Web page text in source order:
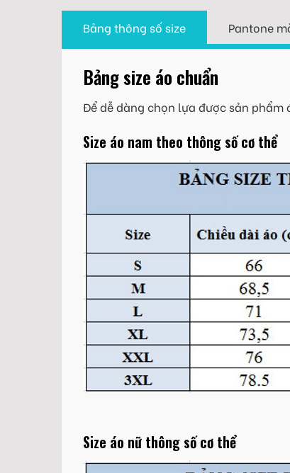
Bảng thông số size Pantone
Bảng size áo chuẩn
Để dễ dàng chọn lựa được sản phẩm
Size áo nam theo thông số cơ thể
Size áo nữ thông số cơ thể